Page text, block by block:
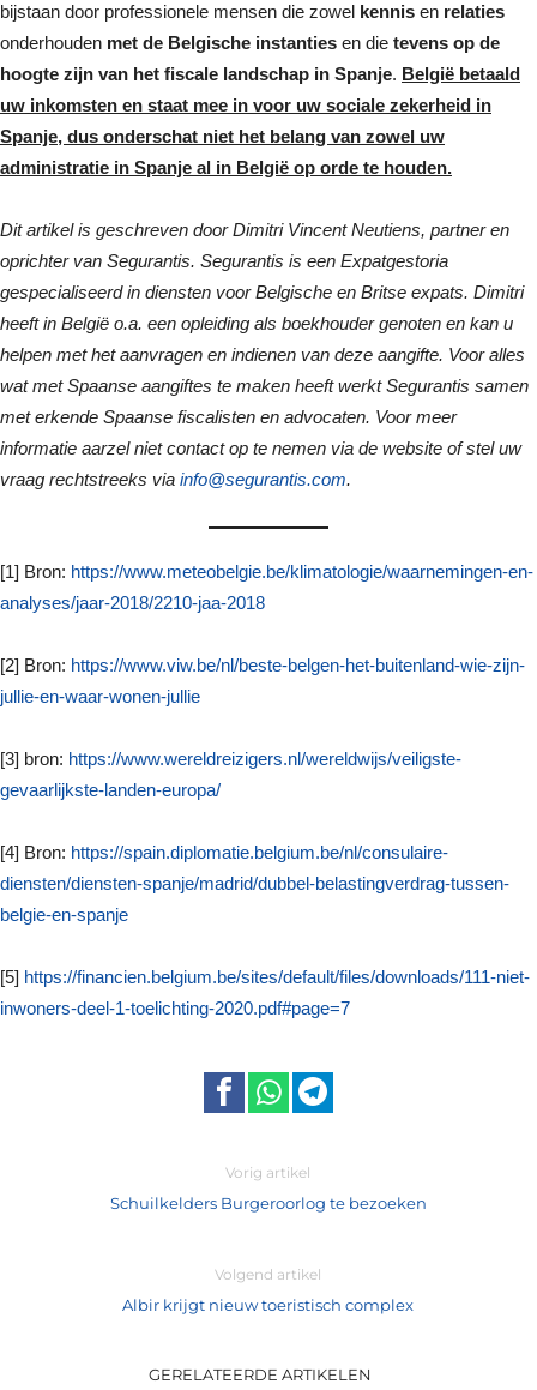
bijstaan door professionele mensen die zowel kennis en relaties
onderhouden met de Belgische instanties en die tevens op de
hoogte zijn van het fiscale landschap in Spanje. België betaald
uw inkomsten en staat mee in voor uw sociale zekerheid in
Spanje, dus onderschat niet het belang van zowel uw
administratie in Spanje al in België op orde te houden.
Dit artikel is geschreven door Dimitri Vincent Neutiens, partner en
oprichter van Segurantis. Segurantis is een Expatgestoria
gespecialiseerd in diensten voor Belgische en Britse expats. Dimitri
heeft in België o.a. een opleiding als boekhouder genoten en kan u
helpen met het aanvragen en indienen van deze aangifte. Voor alles
wat met Spaanse aangiftes te maken heeft werkt Segurantis samen
met erkende Spaanse fiscalisten en advocaten. Voor meer
informatie aarzel niet contact op te nemen via de website of stel uw
vraag rechtstreeks via info@segurantis.com.
[1] Bron: https://www.meteobelgie.be/klimatologie/waarnemingen-en-
analyses/jaar-2018/2210-jaa-2018
[2] Bron: https://www.viw.be/nl/beste-belgen-het-buitenland-wie-zijn-
jullie-en-waar-wonen-jullie
[3] bron: https://www.wereldreizigers.nl/wereldwijs/veiligste-
gevaarlijkste-landen-europa/
[4] Bron: https://spain.diplomatie.belgium.be/nl/consulaire-
diensten/diensten-spanje/madrid/dubbel-belastingverdrag-tussen-
belgie-en-spanje
[5] https://financien.belgium.be/sites/default/files/downloads/111-niet-
inwoners-deel-1-toelichting-2020.pdf#page=7
Vorig artikel
Schuilkelders Burgeroorlog te bezoeken
Volgend artikel
Albir krijgt nieuw toeristisch complex
GERELATEERDE ARTIKELEN